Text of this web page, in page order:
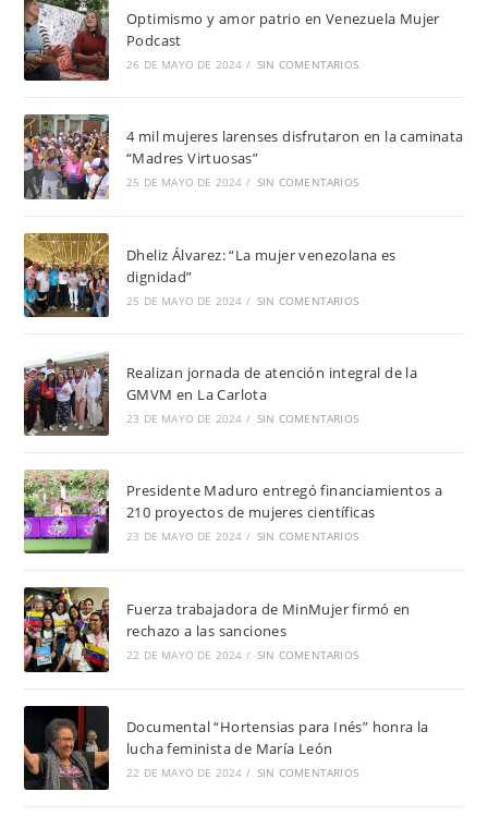
Optimismo y amor patrio en Venezuela Mujer
Podcast
26 DE MAYO DE 2024 / SIN COMENTARIOS
4 mil mujeres larenses disfrutaron en la caminata
“Madres Virtuosas”
25 DE MAYO DE 2024 / SIN COMENTARIOS
Dheliz Álvarez: “La mujer venezolana es
dignidad”
25 DE MAYO DE 2024 / SIN COMENTARIOS
Realizan jornada de atención integral de la
GMVM en La Carlota
23 DE MAYO DE 2024 / SIN COMENTARIOS
Presidente Maduro entregó financiamientos a
210 proyectos de mujeres científicas
23 DE MAYO DE 2024 / SIN COMENTARIOS
Fuerza trabajadora de MinMujer firmó en
rechazo a las sanciones
22 DE MAYO DE 2024 / SIN COMENTARIOS
Documental “Hortensias para Inés” honra la
lucha feminista de María León
22 DE MAYO DE 2024 / SIN COMENTARIOS